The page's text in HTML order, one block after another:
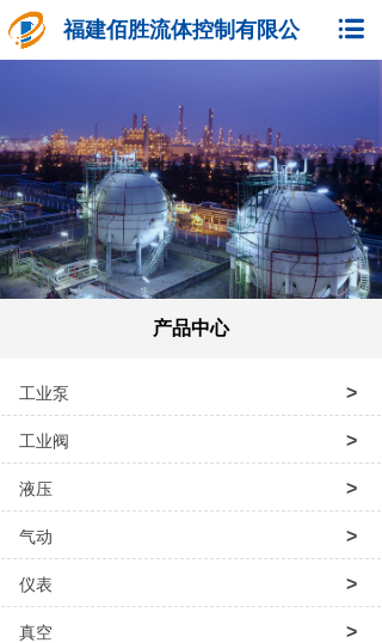
产品中心
工业泵 >
工业阀 >
液压 >
气动 >
仪表 >
真空 >
福建佰胜流体控制有限公
司